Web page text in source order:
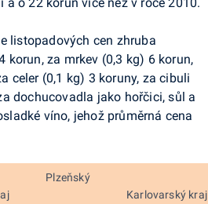
listopadových cen zhruba
za mrkev (0,3 kg) 6 korun,
celer (0,1 kg) 3 koruny, za cibuli
dochucovadla jako hořčici, sůl a
víno, jehož průměrná cena
Plzeňský
Karlovarský kraj